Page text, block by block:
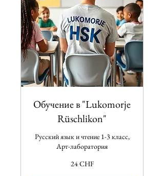
Обучение в "Lukomorje
Rüschlikon"
Русский язык и чтение 1-3 класс,
Арт-лаборатория
24 CHF